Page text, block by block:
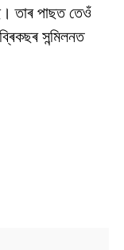
তাৰ পাছত তেওঁ
সন্মিলনত